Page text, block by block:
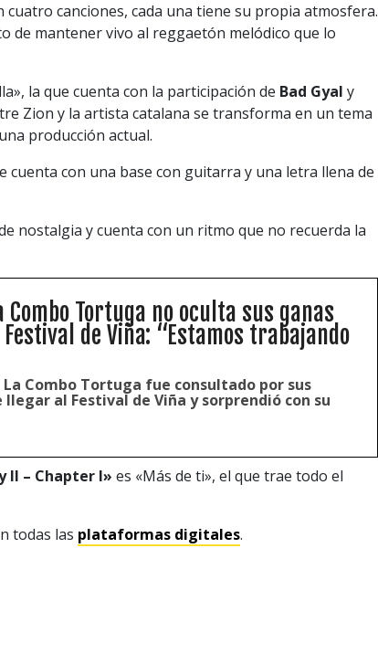
canciones, cada una tiene su propia atmosfera.
de mantener vivo al reggaetón melódico que lo
la que cuenta con la participación de Bad Gyal y
Zion y la artista catalana se transforma en un tema
producción actual.
cuenta con una base con guitarra y una letra llena de
nostalgia y cuenta con un ritmo que no recuerda la
Combo Tortuga no oculta sus ganas
de Viña: “Estamos trabajando
Combo Tortuga fue consultado por sus
al Festival de Viña y sorprendió con su
II – Chapter I» es «Más de ti», el que trae todo el
todas las plataformas digitales.